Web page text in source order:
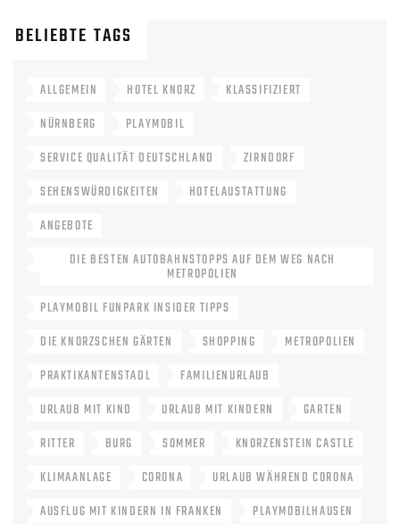
BELIEBTE TAGS
ALLGEMEIN HOTEL KNORZ
KLASSIFIZIERT
NÜRNBERG
PLAYMOBIL
SERVICE QUALITÄT DEUTSCHLAND
ZIRNDORF
SEHENSWÜRDIGKEITEN
HOTELAUSTATTUNG
ANGEBOTE
DIE BESTEN AUTOBAHNSTOPPS AUF DEM WEG NACH
METROPOLIEN
PLAYMOBIL FUNPARK INSIDER TIPPS
DIE KNORZSCHEN GÄRTEN
SHOPPING
METROPOLIEN
PRAKTIKANTENSTADL
FAMILIENURLAUB
URLAUB MIT KIND
URLAUB MIT KINDERN
GARTEN
RITTER
BURG SOMMER
KNORZENSTEIN CASTLE
KLIMAANLAGE
CORONA
URLAUB WÄHREND CORONA
AUSFLUG MIT KINDERN IN FRANKEN
PLAYMOBILHAUSEN